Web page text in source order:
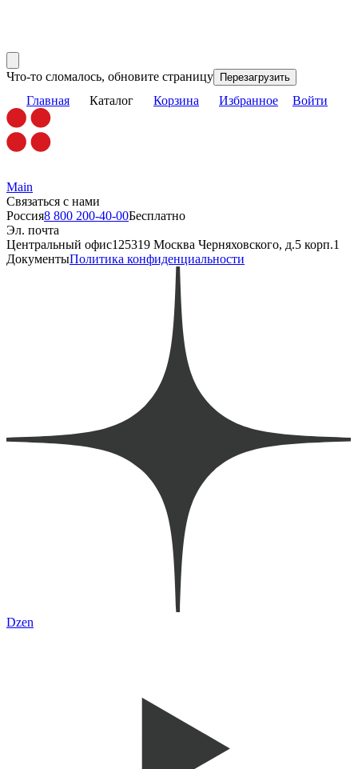
Что-то сломалось, обновите страницу Перезагрузить
Главная Каталог Корзина Избранное Войти
Main
Связаться с нами
Россия8 800 200-40-00Бесплатно
Эл. почта
Центральный офис125319 Москва Черняховского, д.5 корп.1
ДокументыПолитика конфиденциальности
Dzen